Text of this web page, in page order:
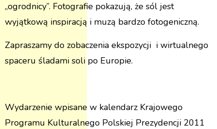
„ogrodnicy”. Fotografie pokazują, że sól jest
wyjątkową inspiracją i muzą bardzo fotogeniczną.
Zapraszamy do zobaczenia ekspozycji i wirtualnego
spaceru śladami soli po Europie.
Wydarzenie wpisane w kalendarz Krajowego
Programu Kulturalnego Polskiej Prezydencji 2011